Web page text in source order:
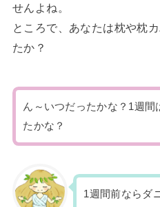
せんよね。
ところで、あなたは枕や枕
たか？
ん～いつだったかな？1週間
たかな？
1週間前ならダ